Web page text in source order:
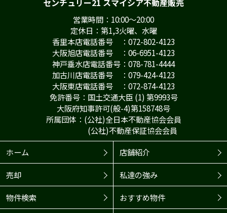
営業時間：10:00～20:00
定休日：第1,3火曜、水曜
香里本店電話番号 ：072-802-4123
大阪旭店電話番号 ：06-6951-4123
神戸垂水店電話番号：078-781-4444
加古川店電話番号 ：079-424-4123
大阪東店電話番号 ：072-874-4123
免許番号：国土交通大臣 (1) 第9993号
大阪府知事許可(般-4)第158748号
所属団体：(公社)全日本不動産協会会員
(公社)不動産保証協会会員
ホーム
店舗紹介
売却 私達の強み
物件検索 おすすめ物件